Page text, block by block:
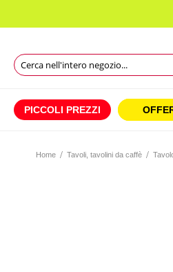
PICCOLI PREZZI
Home Tavoli, tavolini da caffè